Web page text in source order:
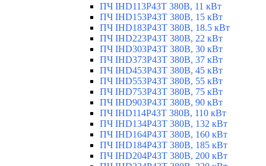
ПЧ IHD113P43T 380В, 11 кВт
ПЧ IHD153P43T 380В, 15 кВт
ПЧ IHD183P43T 380В, 18.5 кВт
ПЧ IHD223P43T 380В, 22 кВт
ПЧ IHD303P43T 380В, 30 кВт
ПЧ IHD373P43T 380В, 37 кВт
ПЧ IHD453P43T 380В, 45 кВт
ПЧ IHD553P43T 380В, 55 кВт
ПЧ IHD753P43T 380В, 75 кВт
ПЧ IHD903P43T 380В, 90 кВт
ПЧ IHD114P43T 380В, 110 кВт
ПЧ IHD134P43T 380В, 132 кВт
ПЧ IHD164P43T 380В, 160 кВт
ПЧ IHD184P43T 380В, 185 кВт
ПЧ IHD204P43T 380В, 200 кВт